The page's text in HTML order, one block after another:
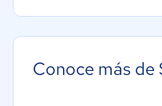
Conoce más de